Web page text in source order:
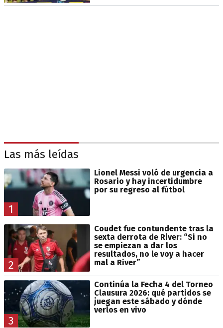
Las más leídas
1
Lionel Messi voló de urgencia a
Rosario y hay incertidumbre
por su regreso al fútbol
2
Coudet fue contundente tras la
sexta derrota de River: “Si no
se empiezan a dar los
resultados, no le voy a hacer
mal a River”
3
Continúa la Fecha 4 del Torneo
Clausura 2026: qué partidos se
juegan este sábado y dónde
verlos en vivo